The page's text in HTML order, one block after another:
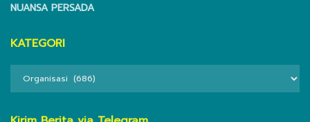
NUANSA PERSADA
KATEGORI